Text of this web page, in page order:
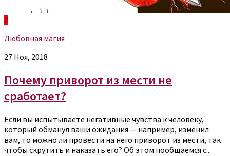
2
Любовная магия
27 Ноя, 2018
Почему приворот из мести не
сработает?
Если вы испытываете негативные чувства к человеку,
который обманул ваши ожидания — например, изменил
вам, то можно ли провести на него приворот из мести, так
чтобы скрутить и наказать его? Об этом пообщаемся с...